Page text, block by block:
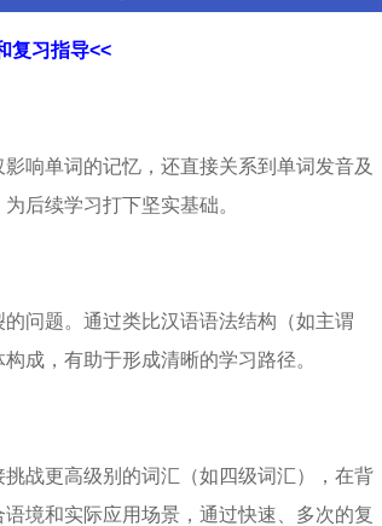
复习指导<<
响单词的记忆，还直接关系到单词发音及
后续学习打下坚实基础。
问题。通过类比汉语语法结构（如主谓
成，有助于形成清晰的学习路径。
战更高级别的词汇（如四级词汇），在背
境和实际应用场景，通过快速、多次的复